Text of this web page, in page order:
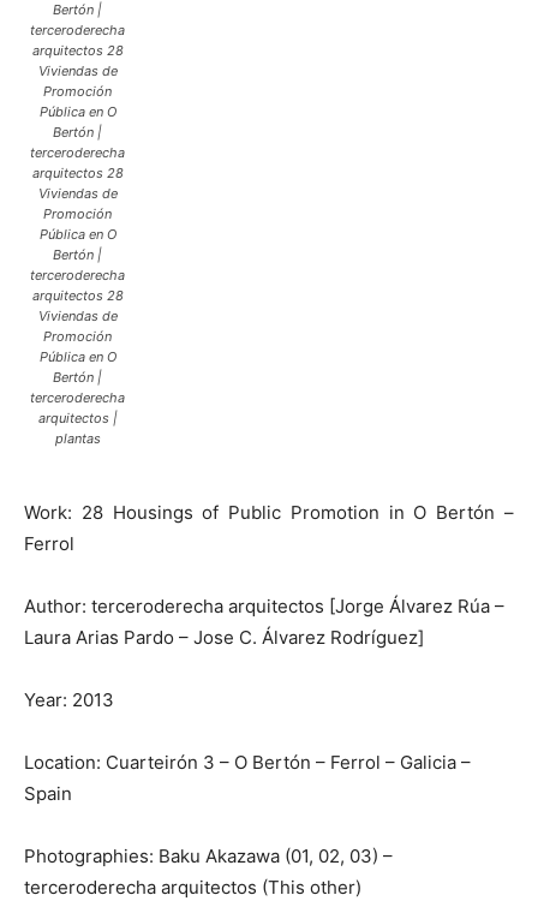
Bertón |
terceroderecha
arquitectos 28
Viviendas de
Promoción
Pública en O
Bertón |
terceroderecha
arquitectos 28
Viviendas de
Promoción
Pública en O
Bertón |
terceroderecha
arquitectos 28
Viviendas de
Promoción
Pública en O
Bertón |
terceroderecha
arquitectos |
plantas
Work: 28 Housings of Public Promotion in O Bertón –
Ferrol
Author: terceroderecha arquitectos [Jorge Álvarez Rúa –
Laura Arias Pardo – Jose C. Álvarez Rodríguez]
Year: 2013
Location: Cuarteirón 3 – O Bertón – Ferrol – Galicia –
Spain
Photographies: Baku Akazawa (01, 02, 03) –
terceroderecha arquitectos (This other)